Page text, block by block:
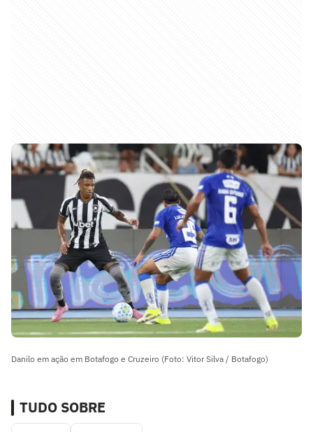
Danilo em ação em Botafogo e Cruzeiro (Foto: Vitor Silva / Botafogo)
TUDO SOBRE